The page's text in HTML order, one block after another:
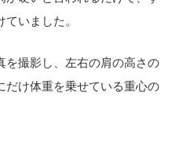
いました。
を撮影し、左右の肩の高さの
だけ体重を乗せている重心の